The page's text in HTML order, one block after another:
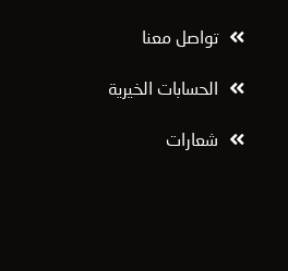
تواصل معنا
الحسابات الخيرية
شعارات